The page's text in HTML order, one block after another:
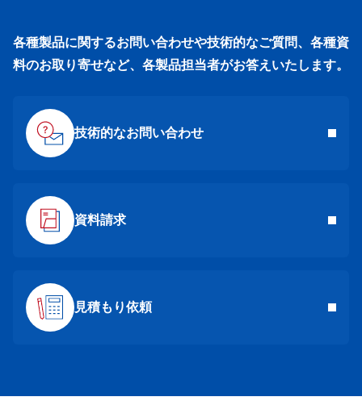
各種製品に関するお問い合わせや技術的なご質問、各種資
料のお取り寄せなど、各製品担当者がお答えいたします。
技術的なお問い合わせ
資料請求
見積もり依頼